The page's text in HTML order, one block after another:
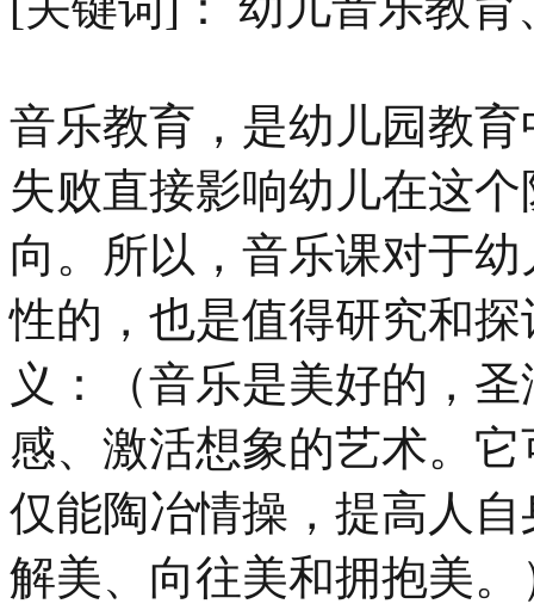
音乐教育，是幼儿园教
失败直接影响幼儿在这
向。所以，音乐课对于
性的，也是值得研究和
义：（音乐是美好的，
感、激活想象的艺术。
仅能陶冶情操，提高人
解美、向往美和拥抱美。